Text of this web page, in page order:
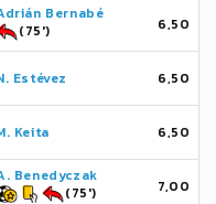
Bernabé
(75')
6,50
Estévez 6,50
Keita 6,50
Benedyczak
(75')
7,00